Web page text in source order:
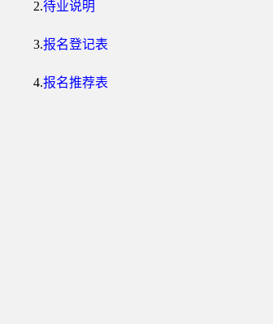
2.待业说明
3.报名登记表
4.报名推荐表